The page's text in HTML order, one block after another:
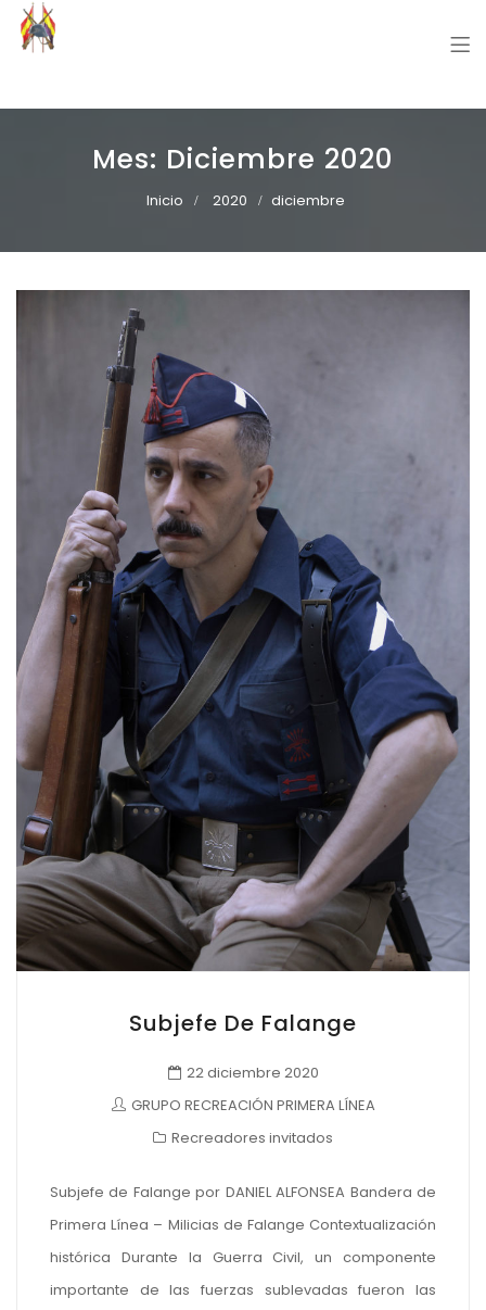
Mes: Diciembre 2020
Inicio 2020 diciembre
Subjefe De Falange
22 diciembre 2020
GRUPO RECREACIÓN PRIMERA LÍNEA
Recreadores invitados
Subjefe de Falange por DANIEL ALFONSEA Bandera de
Primera Línea – Milicias de Falange Contextualización
histórica Durante la Guerra Civil, un componente
importante de las fuerzas sublevadas fueron las